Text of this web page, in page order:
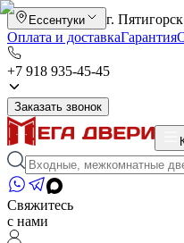
Ессентуки
г.
Оплата и доставкаГарантия
+7 918 935-45-45
Заказать звонок
Свяжитесь
с нами